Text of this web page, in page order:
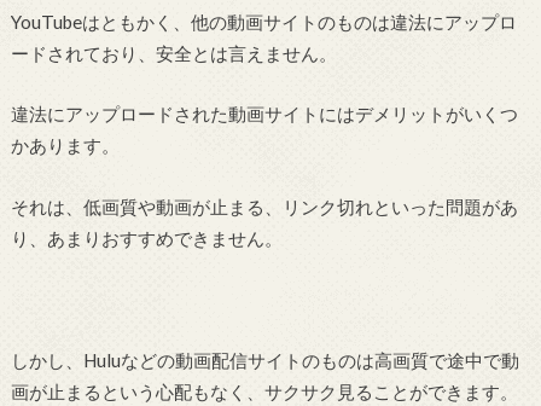
YouTubeはともかく、他の動画サイトのものは違法にアップロ
ードされており、安全とは言えません。
違法にアップロードされた動画サイトにはデメリットがいくつ
かあります。
それは、低画質や動画が止まる、リンク切れといった問題があ
り、あまりおすすめできません。
しかし、Huluなどの動画配信サイトのものは高画質で途中で動
画が止まるという心配もなく、サクサク見ることができます。